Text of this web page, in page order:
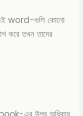
word-গুলি কোনো
করে তখন তাদের